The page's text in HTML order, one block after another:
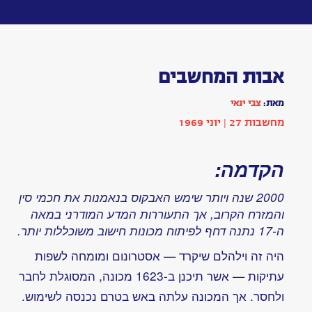
אבות
המחשבים
מאת:
צבי
|
בתחום
טכנולוגיה
בשנת
1969
מחשבות
27:
024